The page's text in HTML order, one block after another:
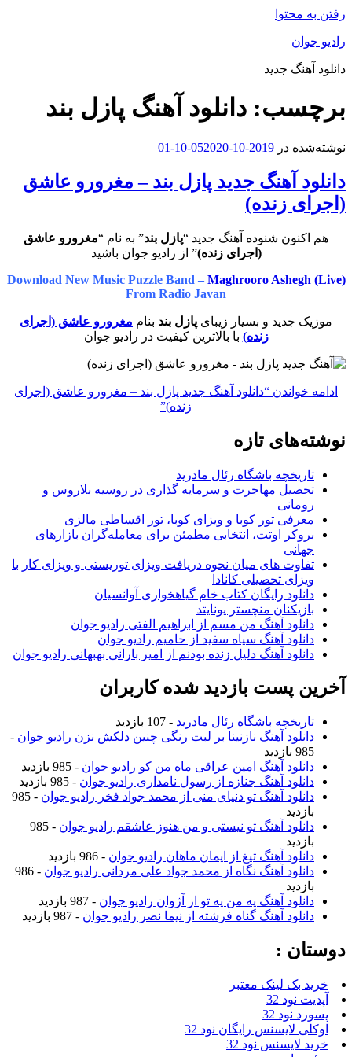
رفتن به محتوا
رادیو جوان
دانلود آهنگ جدید
برچسب: دانلود آهنگ پازل بند
نوشته‌شده در 2019-10-05
2020-10-01
دانلود آهنگ جدید پازل بند – مغرورو عاشق
(اجرای زنده)
هم اکنون شنوده آهنگ جدید “پازل بند” به نام “مغرورو عاشق
(اجرای زنده)” از رادیو جوان باشید
Download New Music Puzzle Band – Maghrooro Ashegh (Live)
From Radio Javan
موزیک جدید و بسیار زیبای پازل بند بنام مغرورو عاشق (اجرای
زنده) با بالاترین کیفیت در رادیو جوان
ادامه خواندن “دانلود آهنگ جدید پازل بند – مغرورو عاشق (اجرای
زنده)”
نوشته‌های تازه
تاریخچه باشگاه رئال مادرید
تحصیل مهاجرت و سرمایه گذاری در روسیه بلاروس و
رومانی
معرفی تور کوبا و ویزای کوبا، تور اقساطی مالزی
بروکر اوتت، انتخابی مطمئن برای معامله‌گران بازارهای
جهانی
تفاوت های میان نحوه دریافت ویزای توریستی و ویزای کار با
ویزای تحصیلی کانادا
دانلود رایگان کتاب خام گیاهخواری آوانسیان
بازیکنان منچستر یونایتد
دانلود آهنگ من مسم از ابراهیم الفتی رادیو جوان
دانلود آهنگ سیاه سفید از حامیم رادیو جوان
دانلود آهنگ دلیل زنده بودنم از امیر بارانی بهبهانی رادیو جوان
آخرین پست بازدید شده کاربران
تاریخچه باشگاه رئال مادرید - 107 بازدید
دانلود آهنگ نازنینا بر لبت رنگی چنین دلکش نزن رادیو جوان -
985 بازدید
دانلود آهنگ امین عراقی ماه من کو رادیو جوان - 985 بازدید
دانلود آهنگ جنازه از رسول نامداری رادیو جوان - 985 بازدید
دانلود آهنگ تو دنیای منی از محمد جواد فخر رادیو جوان
- 985
بازدید
دانلود آهنگ تو نیستی و من هنوز عاشقم رادیو جوان
- 985
بازدید
دانلود آهنگ تیغ از ایمان ماهان رادیو جوان - 986 بازدید
دانلود آهنگ نگاه از محمد جواد علی مردانی رادیو جوان
- 986
بازدید
دانلود آهنگ یه من یه تو از آژوان رادیو جوان - 987 بازدید
دانلود آهنگ گناه فرشته از نیما نصر رادیو جوان - 987 بازدید
دوستان :
خرید بک لینک معتبر
آپدیت نود 32
پسورد نود 32
اوکلی لایسنس رایگان نود 32
خرید لایسنس نود 32